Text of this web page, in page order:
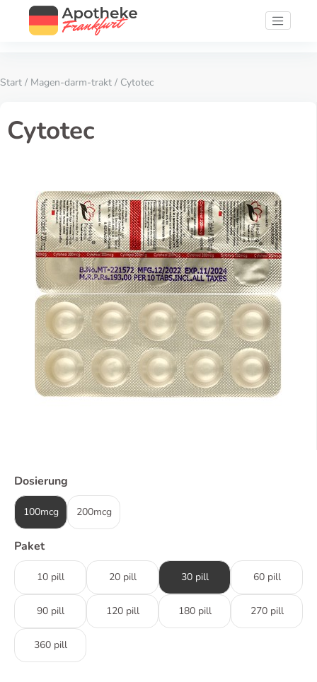
Start / Magen-darm-trakt / Cytotec
Cytotec
Dosierung
100mcg 200mcg
Paket
10 pill 20 pill 30 pill 60 pill
90 pill 120 pill 180 pill 270 pill
360 pill